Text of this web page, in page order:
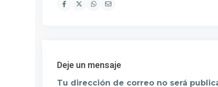
Deje un mensaje
Tu dirección de correo no será